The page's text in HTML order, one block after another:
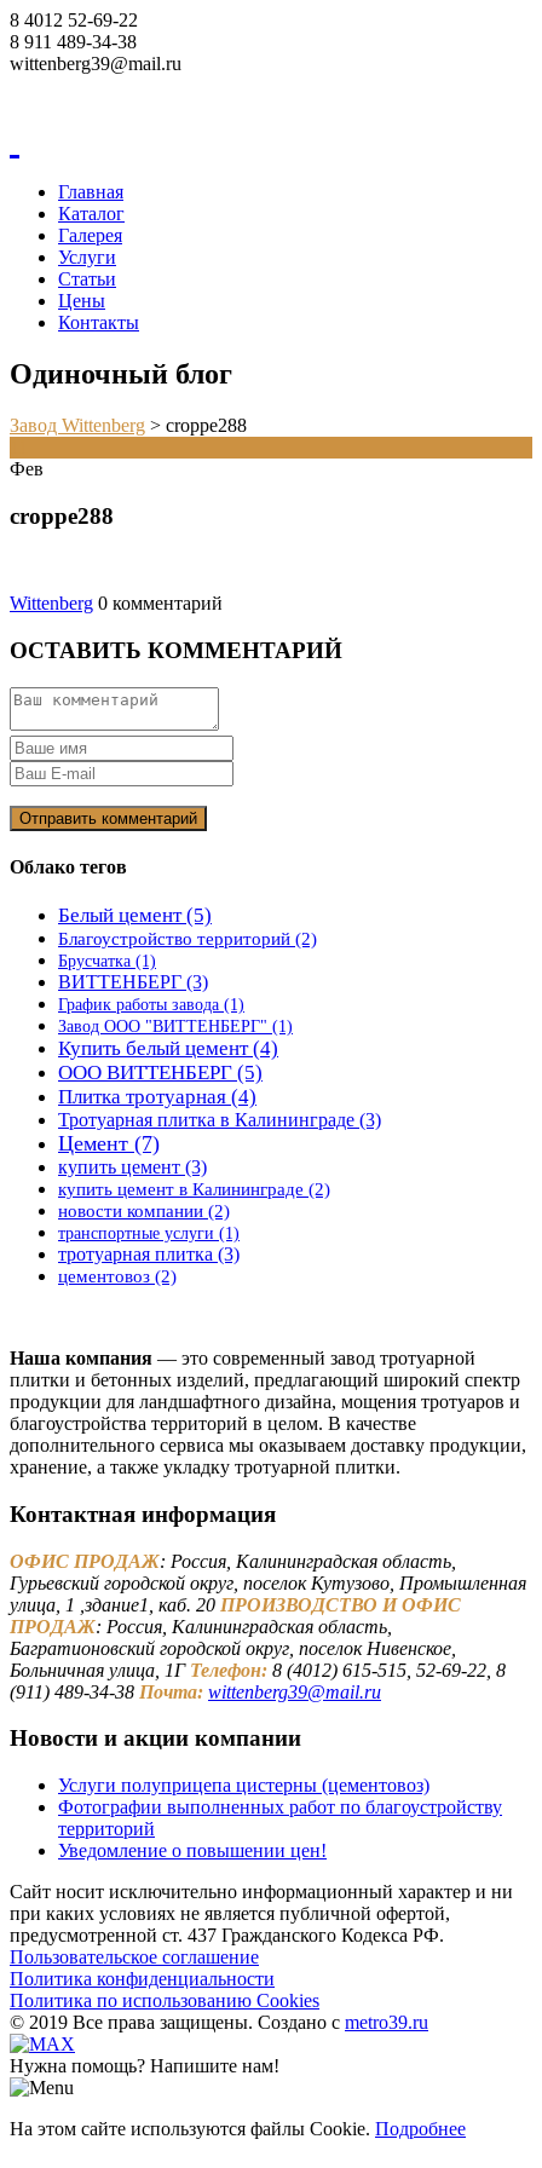
8 4012 52-69-22
8 911 489-34-38
wittenberg39@mail.ru
Главная
Каталог
Галерея
Услуги
Статьи
Цены
Контакты
Одиночный блог
Завод Wittenberg > croppe288
Фев
croppe288
Wittenberg 0 комментарий
ОСТАВИТЬ КОММЕНТАРИЙ
Облако тегов
Белый цемент(5)
Благоустройство территорий (2)
Брусчатка (1)
ВИТТЕНБЕРГ (3)
График работы завода (1)
Завод ООО "ВИТТЕНБЕРГ" (1)
Купить белый цемент(4)
ООО ВИТТЕНБЕРГ (5)
Плитка тротуарная (4)
Тротуарная плитка в Калининграде (3)
Цемент (7)
купить цемент (3)
купить цемент в Калининграде (2)
новости компании (2)
транспортные услуги (1)
тротуарная плитка (3)
цементовоз (2)
Наша компания — это современный завод тротуарной
плитки и бетонных изделий, предлагающий широкий спектр
продукции для ландшафтного дизайна, мощения тротуаров и
благоустройства территорий в целом. В качестве
дополнительного сервиса мы оказываем доставку продукции,
хранение, а также укладку тротуарной плитки.
Контактная информация
ОФИС ПРОДАЖ: Россия, Калининградская область,
Гурьевский городской округ, поселок Кутузово, Промышленная
улица, 1 ,здание1, каб. 20 ПРОИЗВОДСТВО И ОФИС
ПРОДАЖ: Россия, Калининградская область,
Багратионовский городской округ, поселок Нивенское,
Больничная улица, 1Г Телефон: 8 (4012) 615-515, 52-69-22, 8
(911) 489-34-38 Почта: wittenberg39@mail.ru
Новости и акции компании
Услуги полуприцепа цистерны (цементовоз)
Фотографии выполненных работ по благоустройству
территорий
Уведомление о повышении цен!
Сайт носит исключительно информационный характер и ни
при каких условиях не является публичной офертой,
предусмотренной ст. 437 Гражданского Кодекса РФ.
Пользовательское соглашение
Политика конфиденциальности
Политика по использованию Cookies
© 2019 Все права защищены. Создано с metro39.ru
Нужна помощь? Напишите нам!
На этом сайте используются файлы Cookie. Подробнее